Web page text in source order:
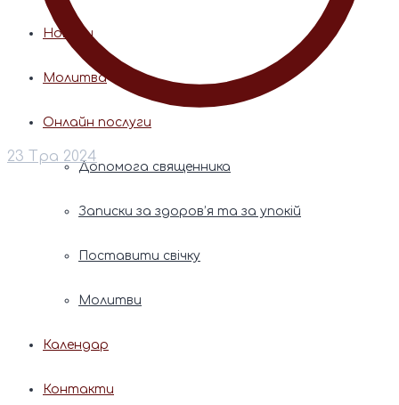
Новини
Молитва
Онлайн послуги
Допомога священника
Записки за здоров’я та за упокій
Поставити свічку
Молитви
Календар
Контакти
23 Тра 2024